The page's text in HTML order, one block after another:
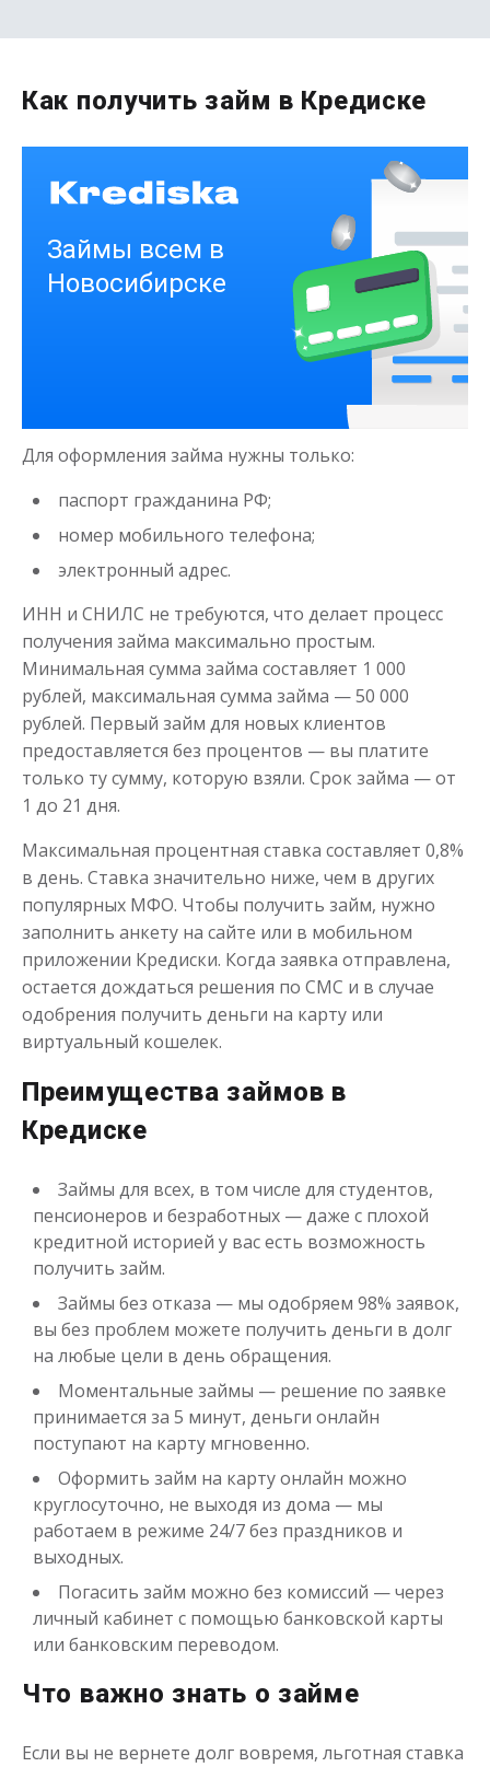
50 000
Срок от 1до 21 дня
Получить
Моментальный займ
Сумма до50 000₽
Срок от 1до 21 дня
Одолжим до 30 дней
Сумма до 50 000
Переведём в долг
Сумма
Получить
Как получить займ в Кредиске
Для оформления займа нужны только:
паспорт гражданина РФ;
номер мобильного телефона;
электронный адрес.
ИНН и СНИЛС не требуются, что делает процесс
получения займа максимально простым.
Минимальная сумма займа составляет 1 000
рублей, максимальная сумма займа — 50 000
рублей. Первый займ для новых клиентов
предоставляется без процентов — вы платите
только ту сумму, которую взяли. Срок займа — от
1 до 21 дня.
Максимальная процентная ставка составляет 0,8%
в день. Ставка значительно ниже, чем в других
популярных МФО. Чтобы получить займ, нужно
заполнить анкету на сайте или в мобильном
приложении Кредиски. Когда заявка отправлена,
остается дождаться решения по СМС и в случае
одобрения получить деньги на карту или
виртуальный кошелек.
Преимущества займов в
Кредиске
Займы для всех, в том числе для студентов,
пенсионеров и безработных — даже с плохой
кредитной историей у вас есть возможность
получить займ.
Займы без отказа — мы одобряем 98% заявок,
вы без проблем можете получить деньги в долг
на любые цели в день обращения.
Моментальные займы — решение по заявке
принимается за 5 минут, деньги онлайн
поступают на карту мгновенно.
Оформить займ на карту онлайн можно
круглосуточно, не выходя из дома — мы
работаем в режиме 24/7 без праздников и
выходных.
Погасить займ можно без комиссий — через
личный кабинет с помощью банковской карты
или банковским переводом.
Что важно знать о займе
Если вы не вернете долг вовремя, льготная ставка